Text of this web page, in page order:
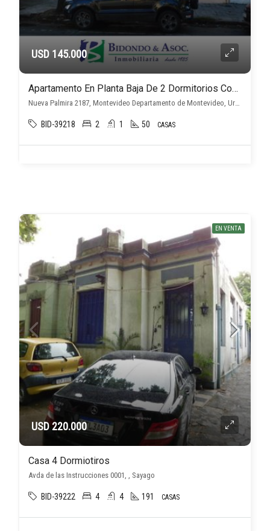
USD 145.000
Apartamento En Planta Baja De 2 Dormitorios Con Patio Con Renta
Nueva Palmira 2187, Montevideo Departamento de Montevideo, Uruguay, , Tres Cruces
BID-39218 2 1 50 CASAS
EN VENTA
USD 220.000
Casa 4 Dormiotiros
Avda de las Instrucciones 0001, , Sayago
BID-39222 4 4 191 CASAS